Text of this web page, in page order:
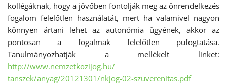
kollégáknak, hogy a jövőben fontolják meg az önrendelkezés
fogalom felelőtlen használatát, mert ha valamivel nagyon
könnyen ártani lehet az autonómia ügyének, akkor az
pontosan a fogalmak felelőtlen pufogtatása.
Tanulmányozhatják a mellékelt linket:
http://www.nemzetkozijog.hu/
tanszek/anyag/20121301/nkjog-02-szuverenitas.pdf